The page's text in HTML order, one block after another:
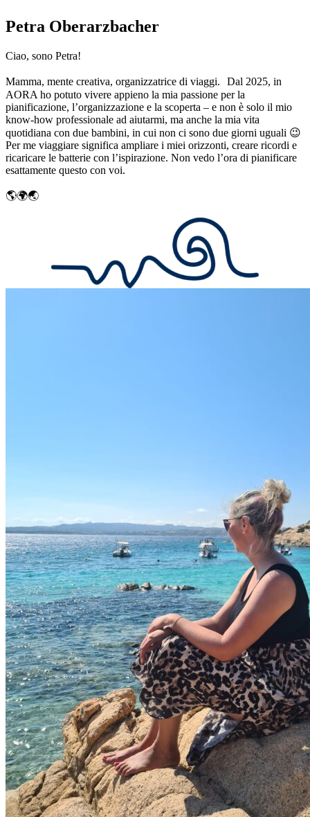
Petra Oberarzbacher
Ciao, sono Petra!
Mamma, mente creativa, organizzatrice di viaggi. Dal 2025, in
AORA ho potuto vivere appieno la mia passione per la
pianificazione, l’organizzazione e la scoperta – e non è solo il mio
know-how professionale ad aiutarmi, ma anche la mia vita
quotidiana con due bambini, in cui non ci sono due giorni uguali 😉
Per me viaggiare significa ampliare i miei orizzonti, creare ricordi e
ricaricare le batterie con l’ispirazione. Non vedo l’ora di pianificare
esattamente questo con voi.
🌎🌍🌏